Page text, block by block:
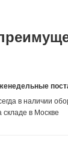
в наличии
складе в Москве